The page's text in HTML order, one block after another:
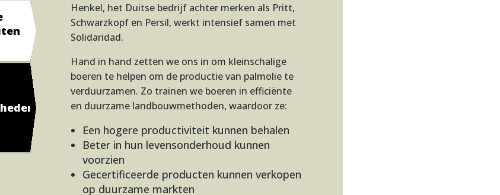
Henkel, het Duitse bedrijf achter merken als Pritt,
Schwarzkopf en Persil, werkt intensief samen met
Solidaridad.
Hand in hand zetten we ons in om kleinschalige
boeren te helpen om de productie van palmolie te
verduurzamen. Zo trainen we boeren in efficiënte
en duurzame landbouwmethoden, waardoor ze:
Een hogere productiviteit kunnen behalen
Beter in hun levensonderhoud kunnen
voorzien
Gecertificeerde producten kunnen verkopen
op duurzame markten